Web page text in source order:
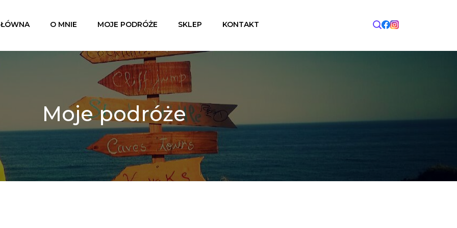
O MNIE MOJE PODRÓŻE SKLEP KONTAKT
Moje podróże